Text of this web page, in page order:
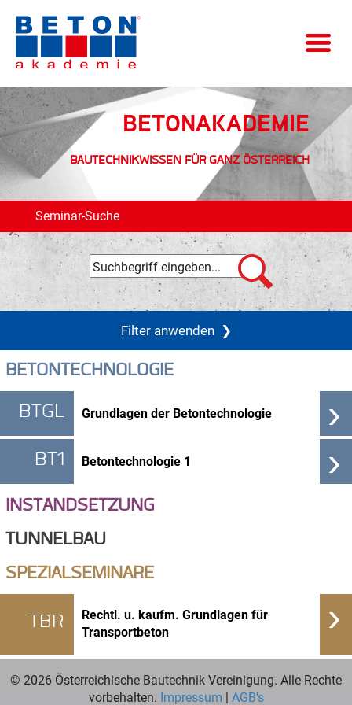
Seminar-Suche
Filter anwenden❯
BETONAKADEMIE
BAUTECHNIKWISSEN FÜR GANZ ÖSTERREICH
BETONTECHNOLOGIE
BTGL Grundlagen der Betontechnologie ›
BT1 Betontechnologie 1 ›
INSTANDSETZUNG
TUNNELBAU
SPEZIALSEMINARE
TBR
Rechtl. u. kaufm. Grundlagen für
Transportbeton
›
© 2026 Österreichische Bautechnik Vereinigung. Alle Rechte
vorbehalten. Impressum | AGB's